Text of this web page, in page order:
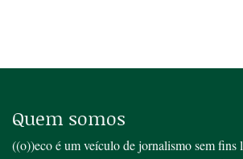
Quem somos
((o))eco é um veículo de jornalismo sem fins